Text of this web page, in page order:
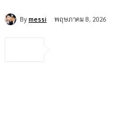
By messi พฤษภาคม 8, 2026